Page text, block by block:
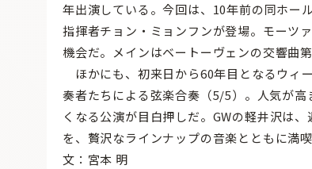
年出演している。今回は、10年前の同ホー
指揮者チョン・ミョンフンが登場。モーツ
機会だ。メインはベートーヴェンの交響曲第
ほかにも、初来日から60年目となるウィ
奏者たちによる弦楽合奏（5/5）。人気が
くなる公演が目白押しだ。GWの軽井沢は
を、贅沢なラインナップの音楽とともに満喫
文：宮本 明